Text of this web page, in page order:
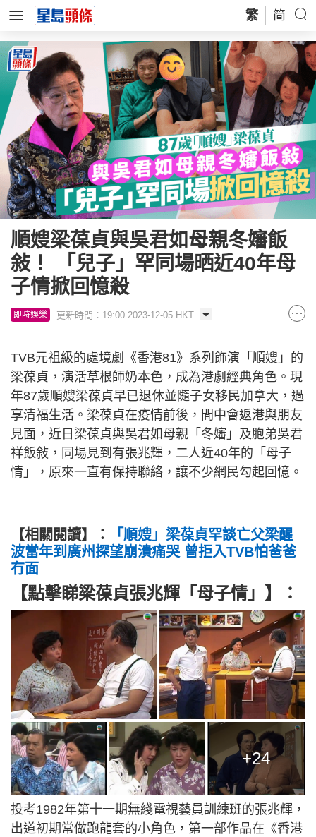
繁 简
順嫂梁葆貞與吳君如母親冬嬸飯
敍！ 「兒子」罕同場晒近40年母
子情掀回憶殺
即時娛樂 更新時間：19:00 2023-12-05 HKT
TVB元祖級的處境劇《香港81》系列飾演「順嫂」的
梁葆貞，演活草根師奶本色，成為港劇經典角色。現
年87歲順嫂梁葆貞早已退休並隨子女移民加拿大，過
享清福生活。梁葆貞在疫情前後，間中會返港與朋友
見面，近日梁葆貞與吳君如母親「冬嬸」及胞弟吳君
祥飯敍，同場見到有張兆輝，二人近40年的「母子
情」，原來一直有保持聯絡，讓不少網民勾起回憶。
【相關閱讀】：
「順嫂」梁葆貞罕談亡父梁醒
波當年到廣州探望崩潰痛哭 曾拒入TVB怕爸爸
冇面
【點擊睇梁葆貞張兆輝「母子情」】：
+24
投考1982年第十一期無綫電視藝員訓練班的張兆輝，
出道初期常做跑龍套的小角色，第一部作品在《香港